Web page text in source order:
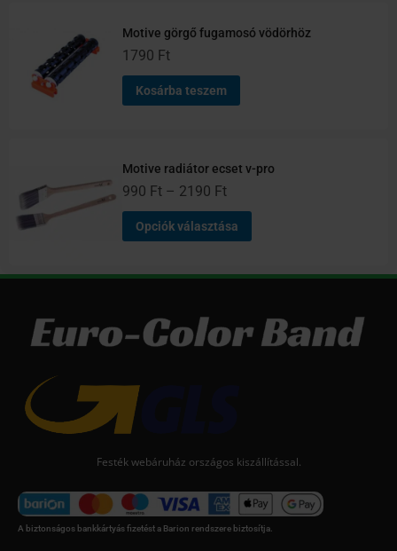
Motive görgő fugamosó vödörhöz
1790 Ft
Kosárba teszem
Motive radiátor ecset v-pro
990 Ft – 2190 Ft
Opciók választása
Festék webáruház országos kiszállítással.
A biztonságos bankkártyás fizetést a Barion rendszere biztosítja.